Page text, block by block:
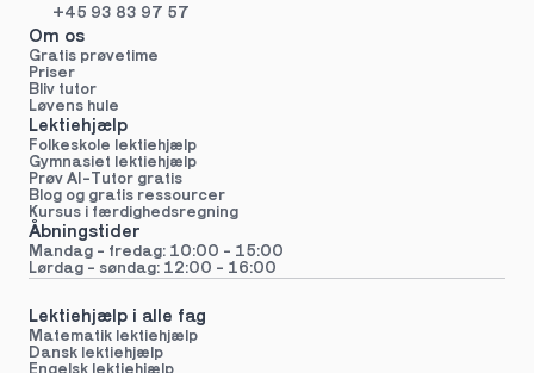
+45 93 83 97 57
Om os
Gratis prøvetime
Priser
Bliv tutor
Løvens hule
Lektiehjælp
Folkeskole lektiehjælp
Gymnasiet lektiehjælp
Prøv AI-Tutor gratis
Blog og gratis ressourcer
Kursus i færdighedsregning
Åbningstider
Mandag - fredag: 10:00 - 15:00
Lørdag - søndag: 12:00 - 16:00
Lektiehjælp i alle fag
Matematik lektiehjælp
Dansk lektiehjælp